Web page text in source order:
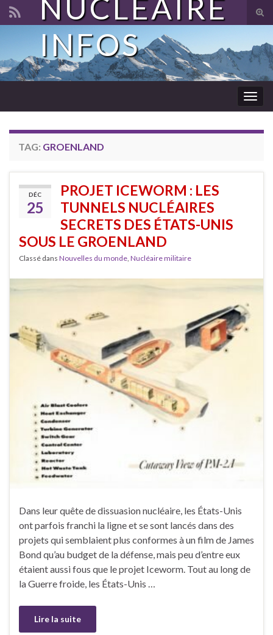
Search for:
NUCLÉAIRE
INFOS
TAG: GROENLAND
DÉC
25
PROJET ICEWORM : LES
TUNNELS NUCLÉAIRES
SECRETS DES ÉTATS-UNIS
SOUS LE GROENLAND
Classé dans Nouvelles du monde, Nucléaire militaire
Dans leur quête de dissuasion nucléaire, les États-Unis
ont parfois franchi la ligne et se sont lancés dans des
projets qui semblaient plus conformes à un film de James
Bond qu’au budget de la défense, mais peu d’entre eux
étaient aussi fous que le projet Iceworm. Tout au long de
la Guerre froide, les États-Unis …
Lire la suite